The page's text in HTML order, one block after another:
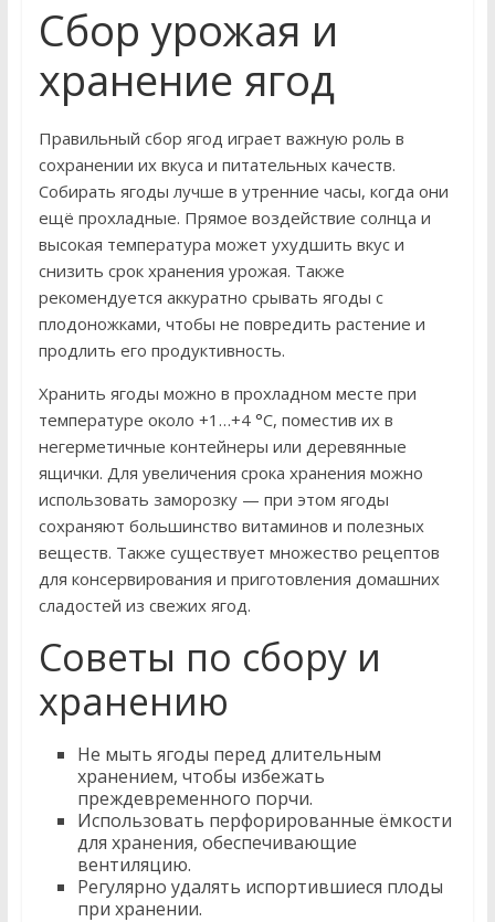
Сбор урожая и
хранение ягод
Правильный сбор ягод играет важную роль в
сохранении их вкуса и питательных качеств.
Собирать ягоды лучше в утренние часы, когда они
ещё прохладные. Прямое воздействие солнца и
высокая температура может ухудшить вкус и
снизить срок хранения урожая. Также
рекомендуется аккуратно срывать ягоды с
плодоножками, чтобы не повредить растение и
продлить его продуктивность.
Хранить ягоды можно в прохладном месте при
температуре около +1…+4 °C, поместив их в
негерметичные контейнеры или деревянные
ящички. Для увеличения срока хранения можно
использовать заморозку — при этом ягоды
сохраняют большинство витаминов и полезных
веществ. Также существует множество рецептов
для консервирования и приготовления домашних
сладостей из свежих ягод.
Советы по сбору и
хранению
Не мыть ягоды перед длительным
хранением, чтобы избежать
преждевременного порчи.
Использовать перфорированные ёмкости
для хранения, обеспечивающие
вентиляцию.
Регулярно удалять испортившиеся плоды
при хранении.